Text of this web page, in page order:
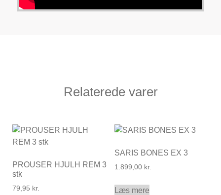
Relaterede varer
PROUSER HJULH REM 3
stk
79,95 kr.
SARIS BONES EX 3
1.899,00 kr.
Læs mere